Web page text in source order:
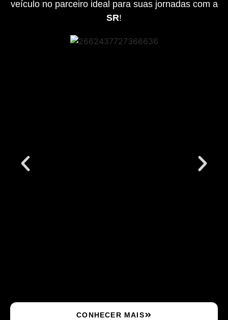
veículo no parceiro ideal para suas jornadas com a
SR!
CONHECER MAIS